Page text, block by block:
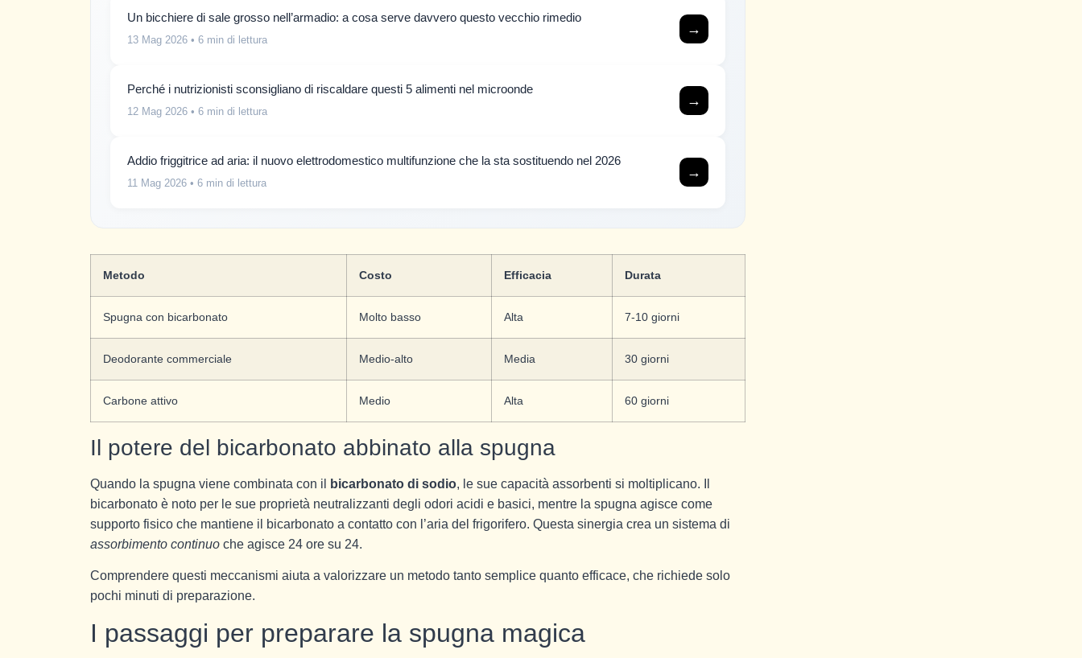
Un bicchiere di sale grosso nell’armadio: a cosa serve davvero questo vecchio rimedio
13 Mag 2026 • 6 min di lettura
→
Perché i nutrizionisti sconsigliano di riscaldare questi 5 alimenti nel microonde
12 Mag 2026 • 6 min di lettura
→
Addio friggitrice ad aria: il nuovo elettrodomestico multifunzione che la sta sostituendo nel 2026
11 Mag 2026 • 6 min di lettura
→
Metodo Costo Efficacia Durata
Spugna con bicarbonato Molto basso Alta 7-10 giorni
Deodorante commerciale Medio-alto Media 30 giorni
Carbone attivo Medio Alta 60 giorni
Il potere del bicarbonato abbinato alla spugna
Quando la spugna viene combinata con il bicarbonato di sodio, le sue capacità assorbenti si moltiplicano. Il
bicarbonato è noto per le sue proprietà neutralizzanti degli odori acidi e basici, mentre la spugna agisce come
supporto fisico che mantiene il bicarbonato a contatto con l’aria del frigorifero. Questa sinergia crea un sistema di
assorbimento continuo che agisce 24 ore su 24.
Comprendere questi meccanismi aiuta a valorizzare un metodo tanto semplice quanto efficace, che richiede solo
pochi minuti di preparazione.
I passaggi per preparare la spugna magica